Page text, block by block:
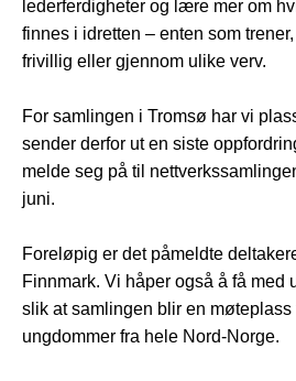
lederferdigheter og lære mer om
finnes i idretten – enten som
frivillig eller gjennom ulike verv.
For samlingen i Tromsø har vi
sender derfor ut en siste
melde seg på til
juni.
Foreløpig er det påmeldte
Finnmark. Vi håper også å få med
slik at samlingen blir en møteplass
ungdommer fra hele Nord-Norge.